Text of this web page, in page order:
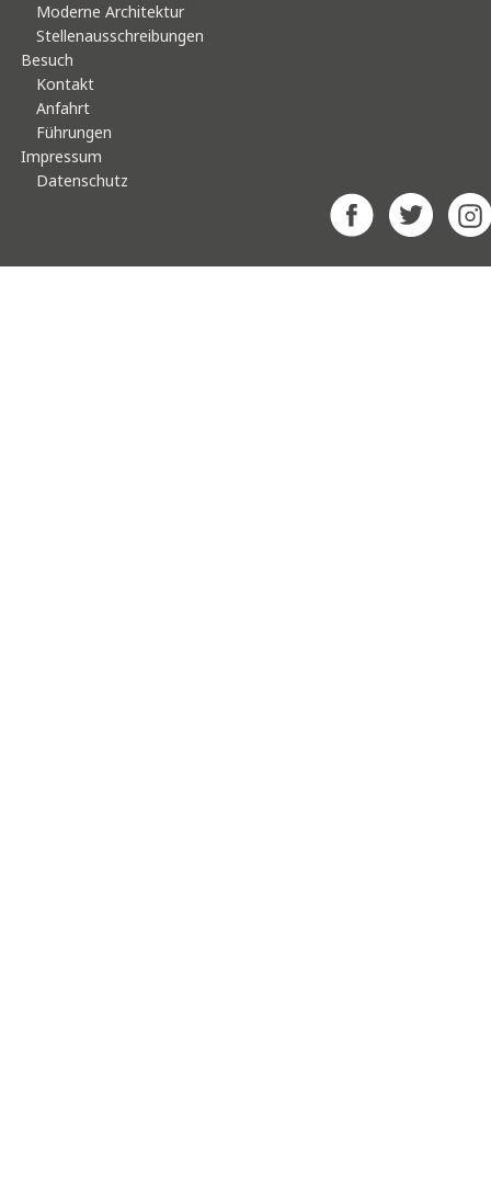
Moderne Architektur
Stellenausschreibungen
Besuch
Kontakt
Anfahrt
Führungen
Impressum
Datenschutz